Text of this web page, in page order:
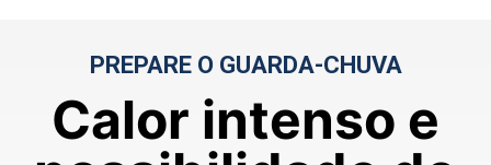
PREPARE O GUARDA-CHUVA
Calor intenso e